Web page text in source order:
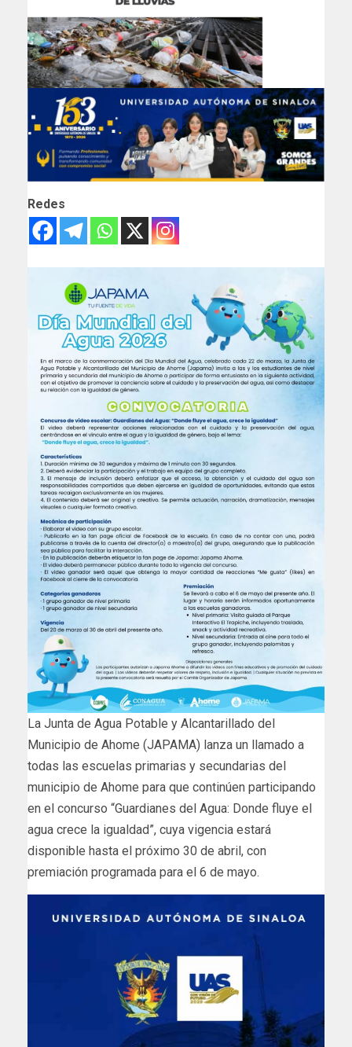
Redes
La Junta de Agua Potable y Alcantarillado del
Municipio de Ahome (JAPAMA) lanza un llamado a
todas las escuelas primarias y secundarias del
municipio de Ahome para que continúen participando
en el concurso “Guardianes del Agua: Donde fluye el
agua crece la igualdad”, cuya vigencia estará
disponible hasta el próximo 30 de abril, con
premiación programada para el 6 de mayo.